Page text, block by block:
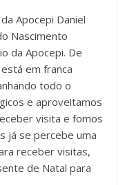
Apocepi Daniel
Nascimento
da Apocepi. De
em franca
todo o
e aproveitamos
visita e fomos
já se percebe uma
receber visitas,
de Natal para